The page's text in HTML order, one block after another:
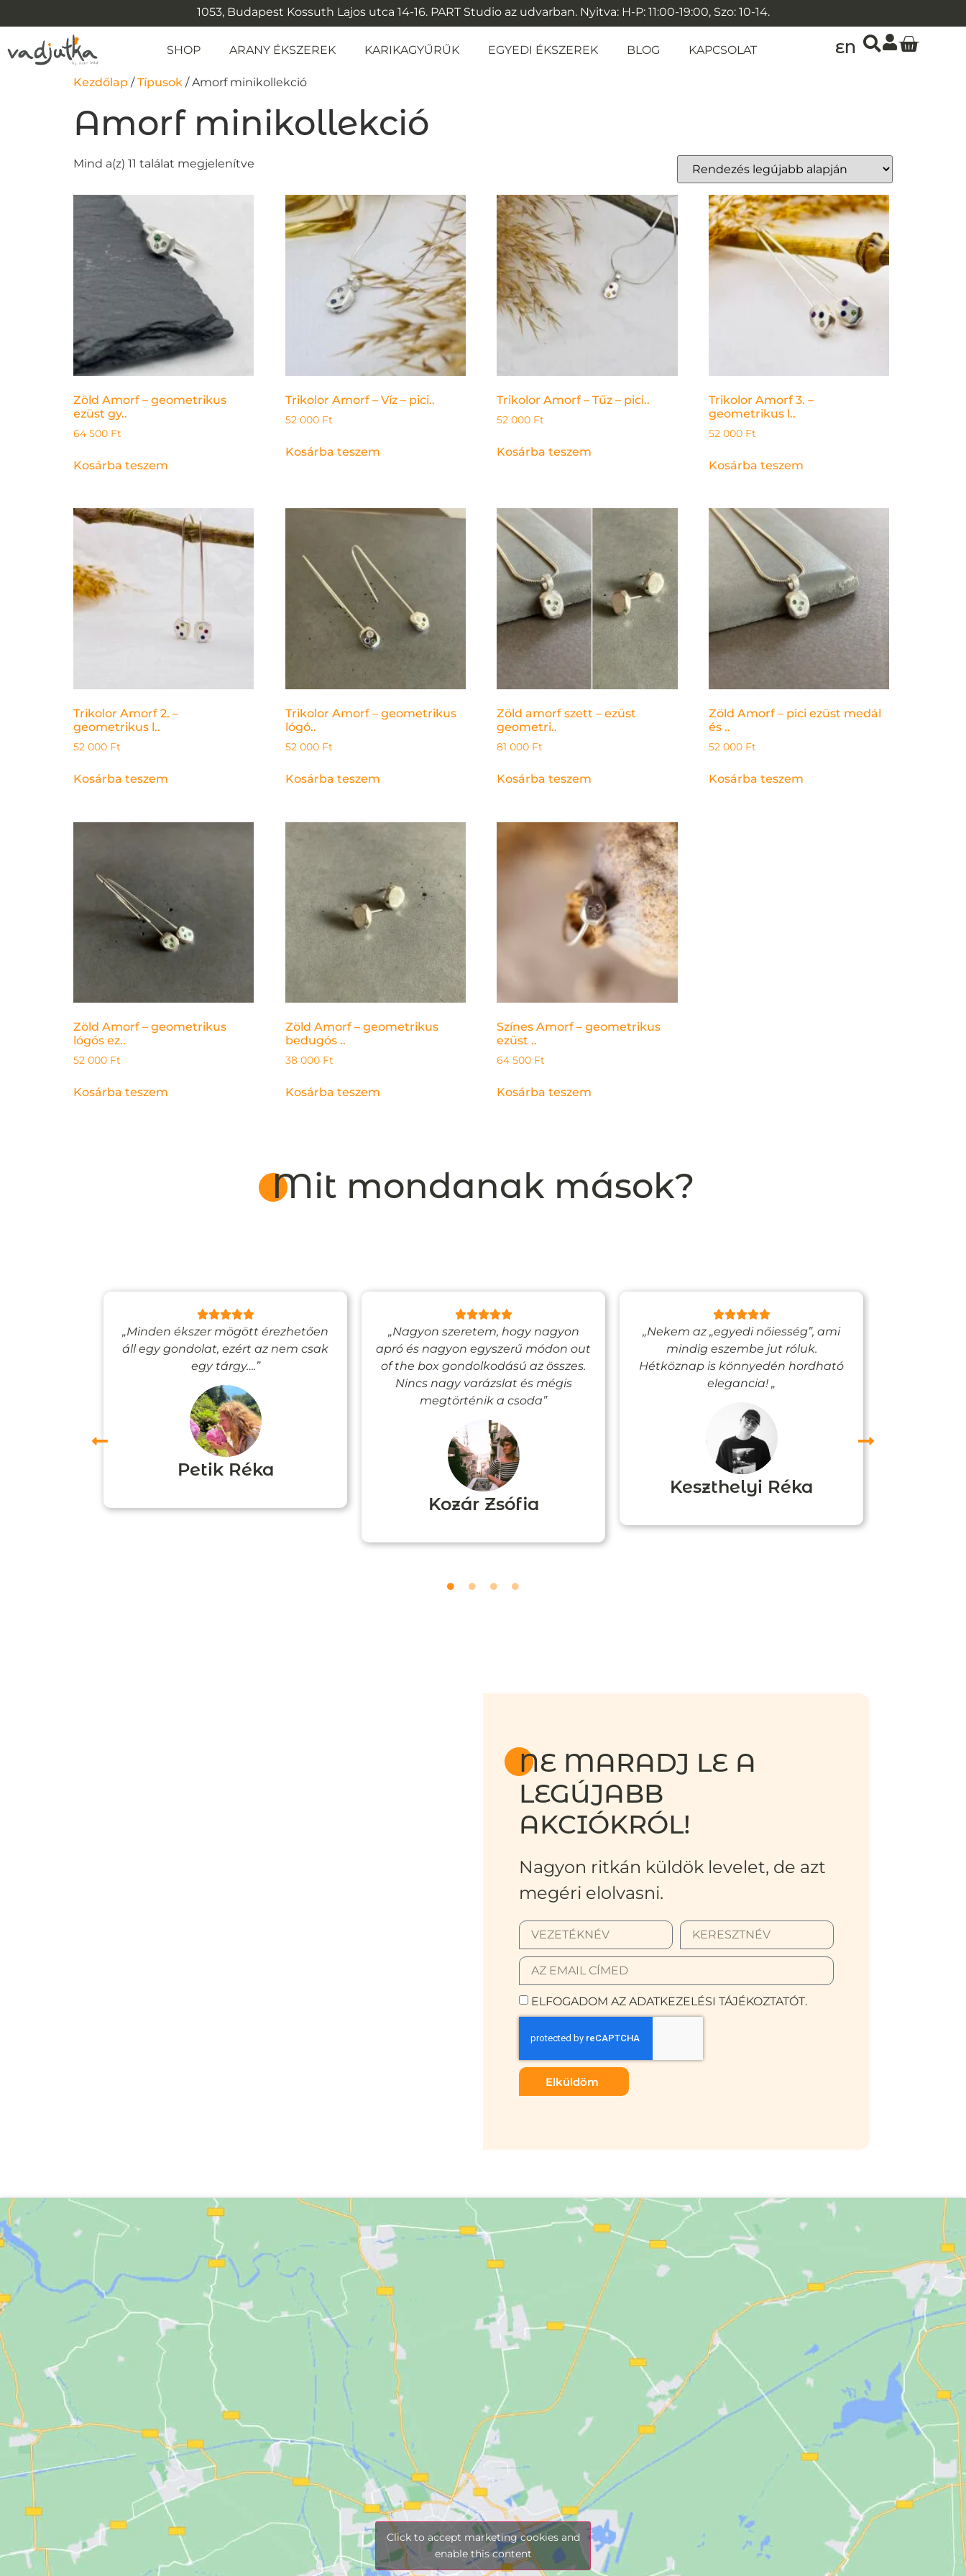
1053, Budapest Kossuth Lajos utca 14-16. PART Studio az udvarban. Nyitva: H-P: 11:00-19:00, Szo: 10-14.
SHOP ARANY ÉKSZEREK KARIKAGYŰRŰK EGYEDI ÉKSZEREK BLOG KAPCSOLAT EN
Kezdőlap /Típusok / Amorf minikollekció
Amorf minikollekció
Mind a(z) 11 találat megjelenítve
Zöld Amorf – geometrikus
ezüst gy..
64 500 Ft
Kosárba teszem
Trikolor Amorf – Víz – pici..
52 000 Ft
Kosárba teszem
Trikolor Amorf – Tűz – pici..
52 000 Ft
Kosárba teszem
Trikolor Amorf 3. –
geometrikus l..
52 000 Ft
Kosárba teszem
Trikolor Amorf 2. –
geometrikus l..
52 000 Ft
Kosárba teszem
Trikolor Amorf – geometrikus
lógó..
52 000 Ft
Kosárba teszem
Zöld amorf szett – ezüst
geometri..
81 000 Ft
Kosárba teszem
Zöld Amorf – pici ezüst medál
és ..
52 000 Ft
Kosárba teszem
Zöld Amorf – geometrikus
lógós ez..
52 000 Ft
Kosárba teszem
Zöld Amorf – geometrikus
bedugós ..
38 000 Ft
Kosárba teszem
Színes Amorf – geometrikus
ezüst ..
64 500 Ft
Kosárba teszem
Mit mondanak mások?
„Minden ékszer mögött érezhetően
áll egy gondolat, ezért az nem csak
egy tárgy….”
Petik Réka
„Nagyon szeretem, hogy nagyon
apró és nagyon egyszerű módon out
of the box gondolkodású az összes.
Nincs nagy varázslat és mégis
megtörténik a csoda”
Kozár Zsófia
„Nekem az „egyedi nőiesség”, ami
mindig eszembe jut róluk.
Hétköznap is könnyedén hordható
elegancia! „
Keszthelyi Réka
NE MARADJ LE A
LEGÚJABB
AKCIÓKRÓL!
Nagyon ritkán küldök levelet, de azt
megéri elolvasni.
ELFOGADOM AZ ADATKEZELÉSI TÁJÉKOZTATÓT.
Elküldöm
Click to accept marketing cookies and
enable this content